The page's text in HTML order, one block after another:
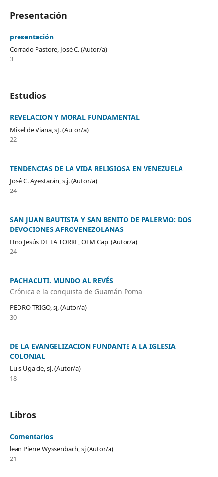
Presentación
presentación
Corrado Pastore, José C. (Autor/a)
3
Estudios
REVELACION Y MORAL FUNDAMENTAL
Mikel de Viana, sJ. (Autor/a)
22
TENDENCIAS DE LA VIDA RELIGIOSA EN VENEZUELA
José C. Ayestarán, s.j. (Autor/a)
24
SAN JUAN BAUTISTA Y SAN BENITO DE PALERMO: DOS
DEVOCIONES AFROVENEZOLANAS
Hno Jesús DE LA TORRE, OFM Cap. (Autor/a)
24
PACHACUTI. MUNDO AL REVÉS
Crónica e la conquista de Guamán Poma
PEDRO TRIGO, sj, (Autor/a)
30
DE LA EVANGELIZACION FUNDANTE A LA IGLESIA
COLONIAL
Luis Ugalde, sJ. (Autor/a)
18
Libros
Comentarios
lean Pierre Wyssenbach, sj (Autor/a)
21